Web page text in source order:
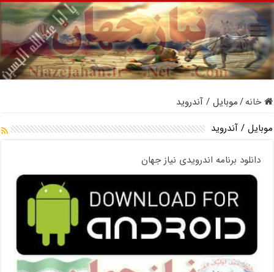
خانه/موبایل / آندروید
موبایل / آندروید
دانلود برنامه اندرویدی نیاز جهان